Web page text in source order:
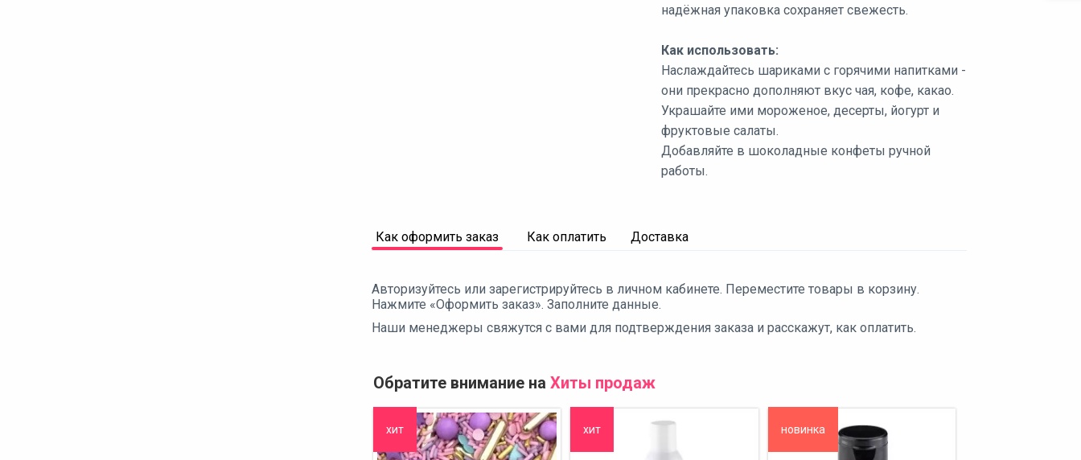
надёжная упаковка сохраняет свежесть.
Как использовать:
Наслаждайтесь шариками с горячими напитками -
они прекрасно дополняют вкус чая, кофе, какао.
Украшайте ими мороженое, десерты, йогурт и
фруктовые салаты.
Добавляйте в шоколадные конфеты ручной
работы.
Как оформить заказ Как оплатить Доставка
Авторизуйтесь или зарегистрируйтесь в личном кабинете. Переместите товары в корзину.
Нажмите «Оформить заказ». Заполните данные.
Наши менеджеры свяжутся с вами для подтверждения заказа и расскажут, как оплатить.
Обратите внимание на Хиты продаж
хит хит новинка